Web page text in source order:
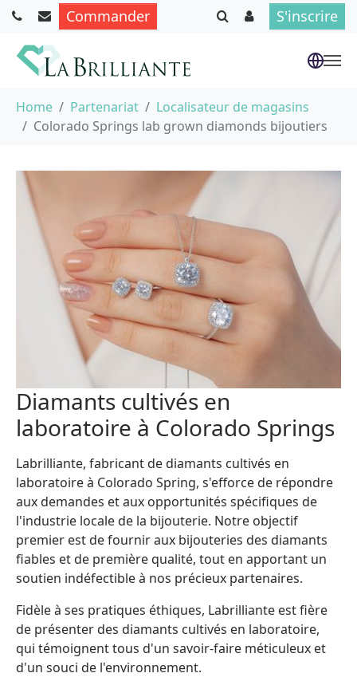
Commander S'inscrire
Home Partenariat
Localisateur de magasins
Colorado Springs lab grown diamonds bijoutiers
Diamants cultivés en
laboratoire à Colorado Springs
Labrilliante, fabricant de diamants cultivés en
laboratoire à Colorado Spring, s'efforce de répondre
aux demandes et aux opportunités spécifiques de
l'industrie locale de la bijouterie. Notre objectif
premier est de fournir aux bijouteries des diamants
fiables et de première qualité, tout en apportant un
soutien indéfectible à nos précieux partenaires.
Fidèle à ses pratiques éthiques, Labrilliante est fière
de présenter des diamants cultivés en laboratoire,
qui témoignent tous d'un savoir-faire méticuleux et
d'un souci de l'environnement.